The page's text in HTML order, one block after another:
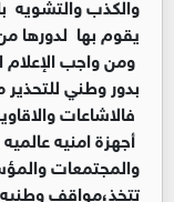
يقوم بها لدورها
ومن واجب
بدور وطني للتحذير
فالاشاعات
أجهزة امنيه
والمجتمعات
تتخذ،مواقف